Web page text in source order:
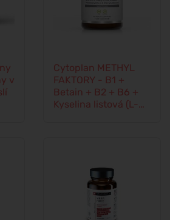
v
Cytoplan METHYL
FAKTORY - B1 +
Betain + B2 + B6 +
Kyselina listová (L-